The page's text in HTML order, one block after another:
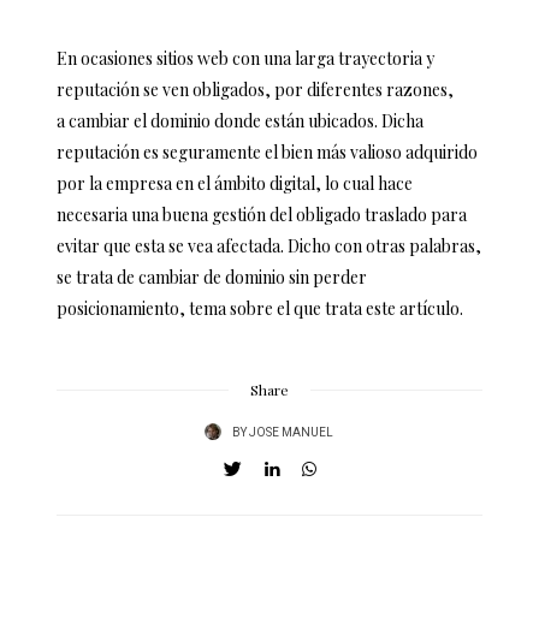
En ocasiones sitios web con una larga trayectoria y
reputación se ven obligados, por diferentes razones,
a cambiar el dominio donde están ubicados. Dicha
reputación es seguramente el bien más valioso adquirido
por la empresa en el ámbito digital, lo cual hace
necesaria una buena gestión del obligado traslado para
evitar que esta se vea afectada. Dicho con otras palabras,
se trata de cambiar de dominio sin perder
posicionamiento, tema sobre el que trata este artículo.
Share
BYJOSE MANUEL